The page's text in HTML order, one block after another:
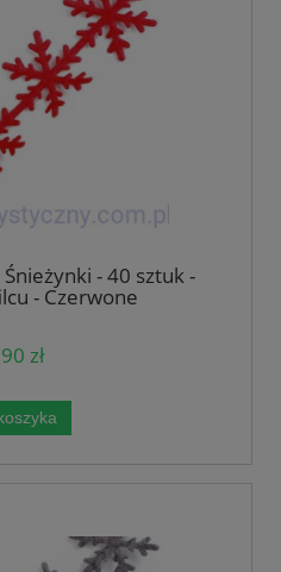
- 40 sztuk -
- Czerwone
zł